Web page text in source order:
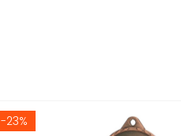
-23%